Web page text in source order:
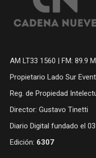
AM LT33 1560 | FM: 89.9
Propietario Lado Sur
Reg. de Propiedad
Director: Gustavo Tinetti
Diario Digital fundado el
Edición: 6307